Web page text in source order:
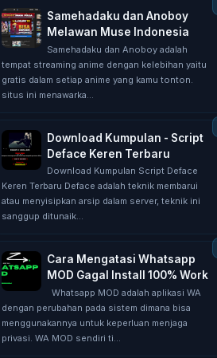
Samehadaku dan Anoboy
Melawan Muse Indonesia
Samehadaku dan Anoboy adalah
tempat streaming anime dengan kelebihan yaitu
gratis dalam setiap anime yang kamu tonton.
situs ini menawarka...
Download Kumpulan - Script
Deface Keren Terbaru
Download Kumpulan Script Deface
Keren Terbaru Deface adalah teknik membarui
atau menyisipkan arsip dalam server, teknik ini
sanggup ditunaik...
Cara Mengatasi Whatsapp
MOD Gagal Install 100% Work
Whatsapp MOD adalah aplikasi WA
dengan perubahan pada sistem dimana bisa
menggunakannya untuk keperluan menjaga
privasi. WA MOD sendiri ti...